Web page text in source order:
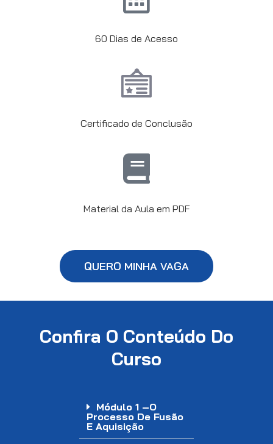
60 Dias de Acesso
Certificado de Conclusão
Material da Aula em PDF
QUERO MINHA VAGA
Confira O Conteúdo Do
Curso
Módulo 1 –O
Processo De Fusão
E Aquisição